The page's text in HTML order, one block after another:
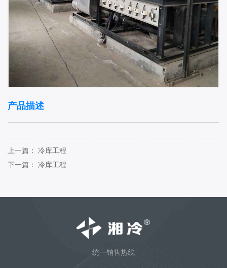
产品描述
上一篇： 冷库工程
下一篇： 冷库工程
统一销售热线